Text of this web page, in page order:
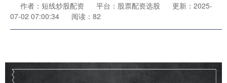
作者：短线炒股配资 平台：股票配资选股
更新：2025-
07-02 07:00:34
阅读：82